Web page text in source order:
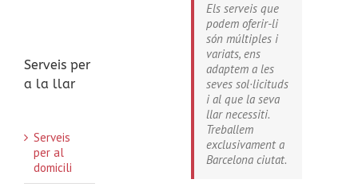
Els serveis que
podem oferir-li
són múltiples i
variats, ens
adaptem a les
seves sol·licituds
i al que la seva
llar necessiti.
Treballem
exclusivament a
Barcelona ciutat.
Serveis per
a la llar
Serveis
per al
domicili